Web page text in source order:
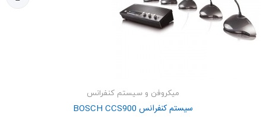
میکروفن و سیستم کنفرانس
سیستم کنفرانس BOSCH CCS900